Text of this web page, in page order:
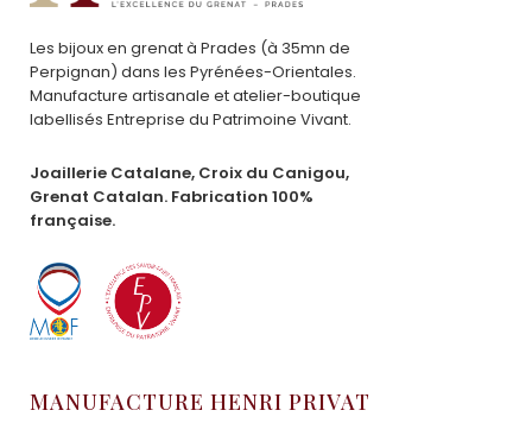
Les bijoux en grenat à Prades (à 35mn de
Perpignan) dans les Pyrénées-Orientales.
Manufacture artisanale et atelier-boutique
labellisés Entreprise du Patrimoine Vivant.
Joaillerie Catalane, Croix du Canigou,
Grenat Catalan. Fabrication 100%
française.
MANUFACTURE HENRI PRIVAT